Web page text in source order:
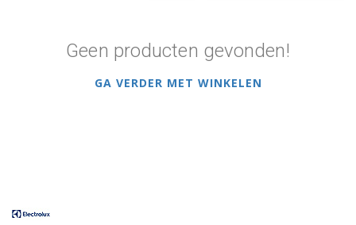
Geen producten gevonden!
GA VERDER MET WINKELEN